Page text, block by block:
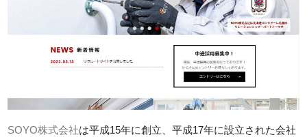
SOYO株式会社は平成15年に創立、平成17年に設立された会社